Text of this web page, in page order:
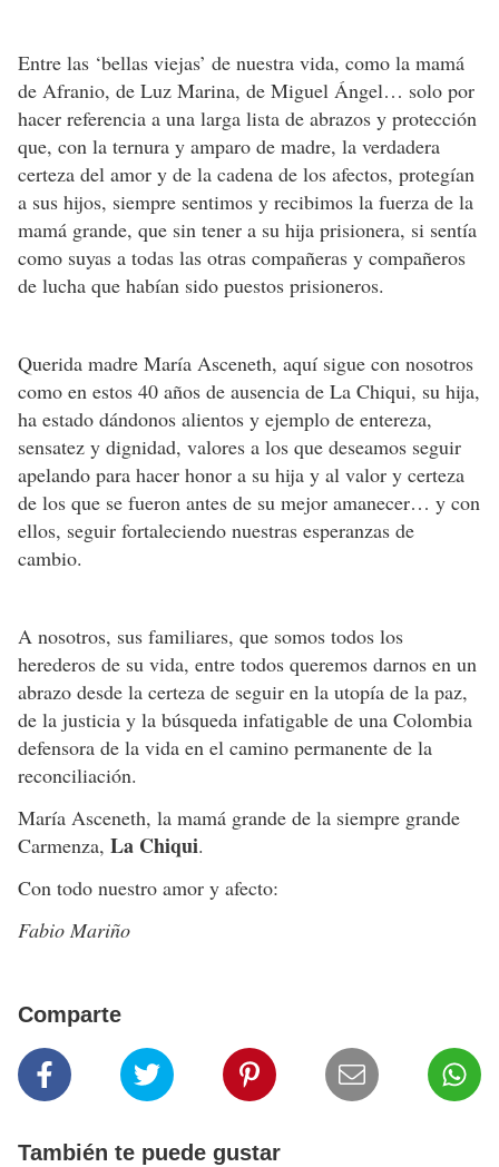
Entre las ‘bellas viejas’ de nuestra vida, como la mamá
de Afranio, de Luz Marina, de Miguel Ángel… solo por
hacer referencia a una larga lista de abrazos y protección
que, con la ternura y amparo de madre, la verdadera
certeza del amor y de la cadena de los afectos, protegían
a sus hijos, siempre sentimos y recibimos la fuerza de la
mamá grande, que sin tener a su hija prisionera, si sentía
como suyas a todas las otras compañeras y compañeros
de lucha que habían sido puestos prisioneros.
Querida madre María Asceneth, aquí sigue con nosotros
como en estos 40 años de ausencia de La Chiqui, su hija,
ha estado dándonos alientos y ejemplo de entereza,
sensatez y dignidad, valores a los que deseamos seguir
apelando para hacer honor a su hija y al valor y certeza
de los que se fueron antes de su mejor amanecer… y con
ellos, seguir fortaleciendo nuestras esperanzas de
cambio.
A nosotros, sus familiares, que somos todos los
herederos de su vida, entre todos queremos darnos en un
abrazo desde la certeza de seguir en la utopía de la paz,
de la justicia y la búsqueda infatigable de una Colombia
defensora de la vida en el camino permanente de la
reconciliación.
María Asceneth, la mamá grande de la siempre grande
Carmenza, La Chiqui.
Con todo nuestro amor y afecto:
Fabio Mariño
Comparte
También te puede gustar